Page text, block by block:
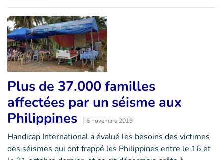
Plus de 37.000 familles
affectées par un séisme aux
Philippines
6 novembre 2019
Handicap International a évalué les besoins des victimes
des séismes qui ont frappé les Philippines entre le 16 et